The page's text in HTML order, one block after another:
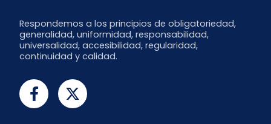
Respondemos a los principios de obligatoriedad,
generalidad, uniformidad, responsabilidad,
universalidad, accesibilidad, regularidad,
continuidad y calidad.